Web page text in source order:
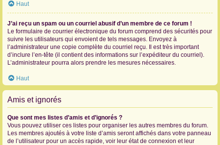
Haut
J’ai reçu un spam ou un courriel abusif d’un membre de ce forum !
Le formulaire de courrier électronique du forum comprend des sécurités pour
suivre les utilisateurs qui envoient de tels messages. Envoyez à
l’administrateur une copie complète du courriel reçu. Il est très important
d’inclure l’en-tête (il contient des informations sur l’expéditeur du courriel).
L’administrateur pourra alors prendre les mesures nécessaires.
Haut
Amis et ignorés
Que sont mes listes d’amis et d’ignorés ?
Vous pouvez utiliser ces listes pour organiser les autres membres du forum.
Les membres ajoutés à votre liste d’amis seront affichés dans votre panneau
de l’utilisateur pour un accès rapide, voir leur état de connexion et leur